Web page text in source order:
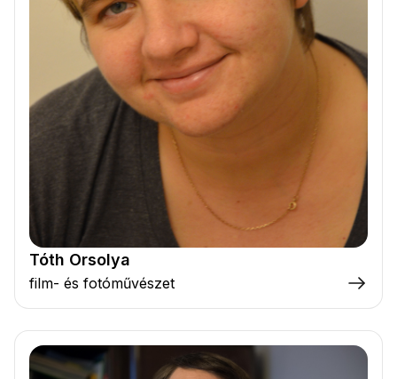
Tóth Orsolya
film- és fotóművészet